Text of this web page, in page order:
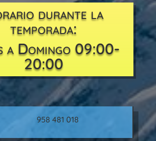
durante la
temporada:
a Domingo 09:00-
20:00
958 481 018